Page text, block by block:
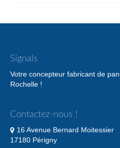
Signals
Votre concepteur fabricant de
Rochelle !
Contactez-nous !
16 Avenue Bernard Moitessier
17180 Périgny